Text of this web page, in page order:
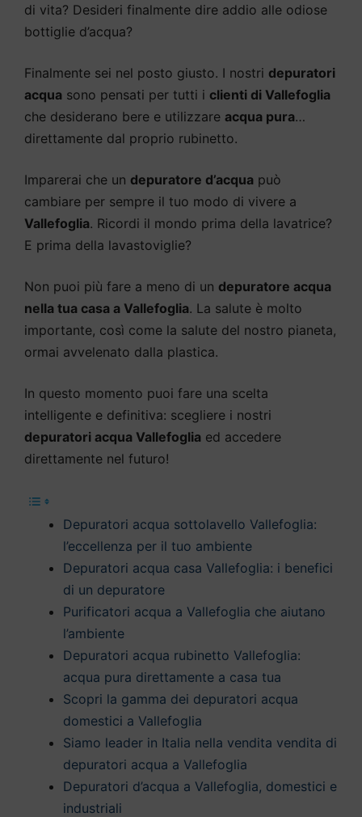
di vita? Desideri finalmente dire addio alle odiose
bottiglie d’acqua?
Finalmente sei nel posto giusto. I nostri depuratori
acqua sono pensati per tutti i clienti di Vallefoglia
che desiderano bere e utilizzare acqua pura…
direttamente dal proprio rubinetto.
Imparerai che un depuratore d’acqua può
cambiare per sempre il tuo modo di vivere a
Vallefoglia. Ricordi il mondo prima della lavatrice?
E prima della lavastoviglie?
Non puoi più fare a meno di un depuratore acqua
nella tua casa a Vallefoglia. La salute è molto
importante, così come la salute del nostro pianeta,
ormai avvelenato dalla plastica.
In questo momento puoi fare una scelta
intelligente e definitiva: scegliere i nostri
depuratori acqua Vallefoglia ed accedere
direttamente nel futuro!
Depuratori acqua sottolavello Vallefoglia:
l’eccellenza per il tuo ambiente
Depuratori acqua casa Vallefoglia: i benefici
di un depuratore
Purificatori acqua a Vallefoglia che aiutano
l’ambiente
Depuratori acqua rubinetto Vallefoglia:
acqua pura direttamente a casa tua
Scopri la gamma dei depuratori acqua
domestici a Vallefoglia
Siamo leader in Italia nella vendita vendita di
depuratori acqua a Vallefoglia
Depuratori d’acqua a Vallefoglia, domestici e
industriali